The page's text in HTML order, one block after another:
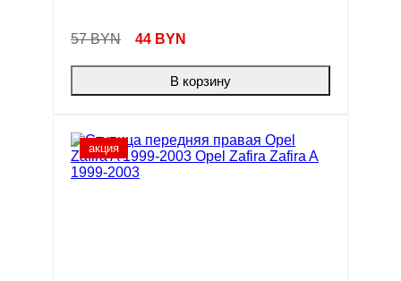
57 BYN 44 BYN
В корзину
акция